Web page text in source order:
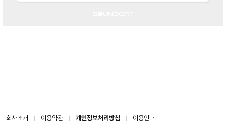
회사소개 이용약관 개인정보처리방침 이용안내